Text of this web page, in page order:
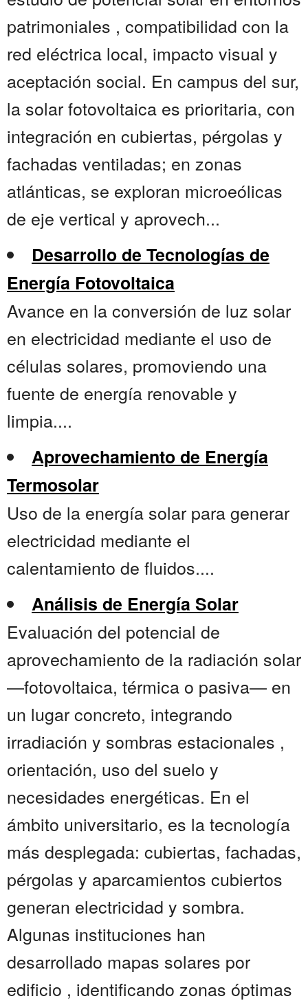
patrimoniales , compatibilidad con la
red eléctrica local, impacto visual y
aceptación social. En campus del sur,
la solar fotovoltaica es prioritaria, con
integración en cubiertas, pérgolas y
fachadas ventiladas; en zonas
atlánticas, se exploran microeólicas
de eje vertical y aprovech...
Desarrollo de Tecnologías de
Energía Fotovoltaica
Avance en la conversión de luz solar
en electricidad mediante el uso de
células solares, promoviendo una
fuente de energía renovable y
limpia....
Aprovechamiento de Energía
Termosolar
Uso de la energía solar para generar
electricidad mediante el
calentamiento de fluidos....
Análisis de Energía Solar
Evaluación del potencial de
aprovechamiento de la radiación solar
—fotovoltaica, térmica o pasiva— en
un lugar concreto, integrando
irradiación y sombras estacionales ,
orientación, uso del suelo y
necesidades energéticas. En el
ámbito universitario, es la tecnología
más desplegada: cubiertas, fachadas,
pérgolas y aparcamientos cubiertos
generan electricidad y sombra.
Algunas instituciones han
desarrollado mapas solares por
edificio , identificando zonas óptimas